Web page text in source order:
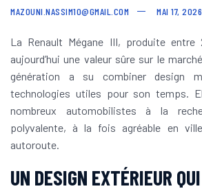
MAZOUNI.NASSIM10@GMAIL.COM MAI 17, 2026
La Renault Mégane III, produite
aujourd’hui une valeur sûre sur le
génération a su combiner design
technologies utiles pour son temps.
nombreux automobilistes à la
polyvalente, à la fois agréable en
autoroute.
UN DESIGN EXTÉRIEUR